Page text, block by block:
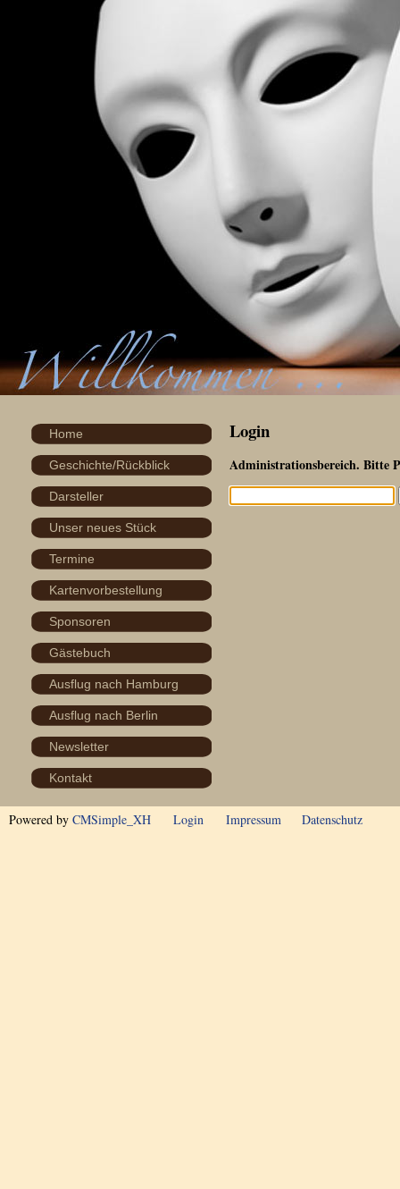
Home
Geschichte/Rückblick
Darsteller
Unser neues Stück
Termine
Kartenvorbestellung
Sponsoren
Gästebuch
Ausflug nach Hamburg
Ausflug nach Berlin
Newsletter
Kontakt
Login
Administrationsbereich. Bitte
Powered by CMSimple_XH Login Impressum Datenschutz